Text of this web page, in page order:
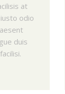
at
odio
duis